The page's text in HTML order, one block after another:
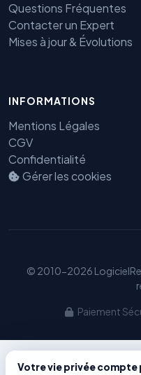
Questions Fréquentes
Contacter un Expert
Mises à jour & Évolutions
INFORMATIONS
Mentions Légales
CGV
Confidentialité
Gérer les cookies
© 2010-2026
Paiement
Votre vie privée compte